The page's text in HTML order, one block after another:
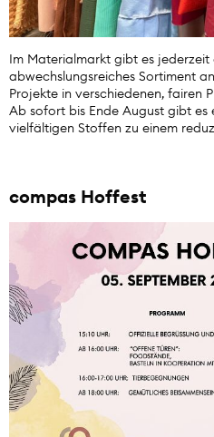
Im Materialmarkt gibt es jederzeit
abwechslungsreiches Sortiment
Projekte in verschiedenen, fairen
Ab sofort bis Ende August gibt es
vielfältigen Stoffen zu einem
compas Hoffest